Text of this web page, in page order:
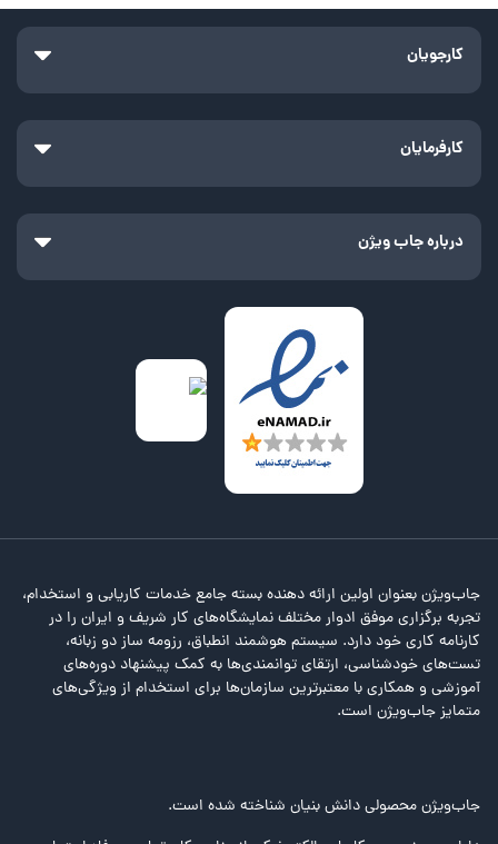
کارجویان
کارفرمایان
درباره جاب ویژن
جاب‌ویژن بعنوان اولین ارائه دهنده بسته جامع خدمات کاریابی و استخدام،
تجربه برگزاری موفق ادوار مختلف نمایشگاه‌های کار شریف و ایران را در
کارنامه کاری خود دارد. سیستم هوشمند انطباق، رزومه ساز دو زبانه،
تست‌های خودشناسی، ارتقای توانمندی‌ها به کمک پیشنهاد دوره‌های
آموزشی و همکاری با معتبرترین سازمان‌ها برای استخدام از ویژگی‌های
متمایز جاب‌ویژن است.
جاب‌ویژن محصولی دانش بنیان شناخته شده است.